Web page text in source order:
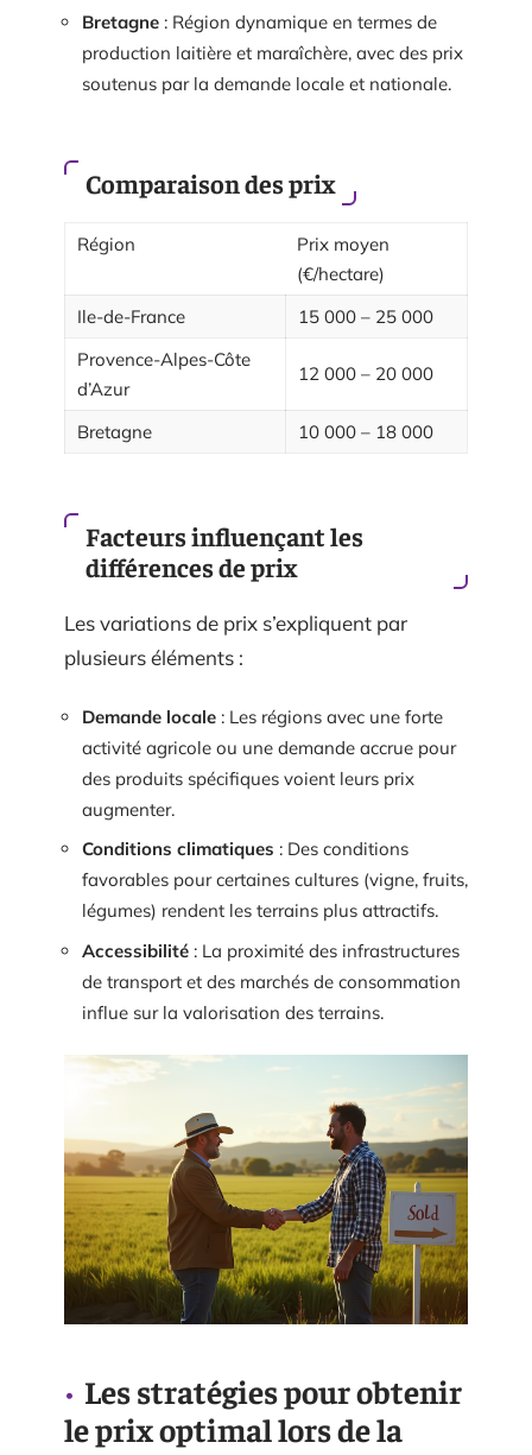
Bretagne : Région dynamique en termes de
production laitière et maraîchère, avec des prix
soutenus par la demande locale et nationale.
Comparaison des prix
Région
Prix moyen
(€/hectare)
Ile-de-France
15 000 – 25 000
Provence-Alpes-Côte
d’Azur
12 000 – 20 000
Bretagne 10 000 – 18 000
Facteurs influençant les
différences de prix
Les variations de prix s’expliquent par
plusieurs éléments :
Demande locale : Les régions avec une forte
activité agricole ou une demande accrue pour
des produits spécifiques voient leurs prix
augmenter.
Conditions climatiques : Des conditions
favorables pour certaines cultures (vigne, fruits,
légumes) rendent les terrains plus attractifs.
Accessibilité : La proximité des infrastructures
de transport et des marchés de consommation
influe sur la valorisation des terrains.
Les stratégies pour obtenir
le prix optimal lors de la